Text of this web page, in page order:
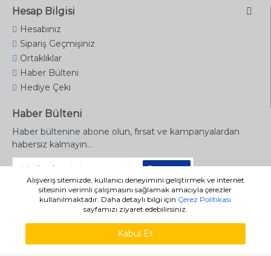
WHATSAPP SIPARIŞ
Hesap Bilgisi
Hesabınız
Sipariş Geçmişiniz
Ortaklıklar
Haber Bülteni
Hediye Çeki
Haber Bülteni
Haber bültenine abone olun, fırsat ve kampanyalardan
habersiz kalmayın...
Gönder
Alışveriş sitemizde, kullanıcı deneyimini geliştirmek ve internet
sitesinin verimli çalışmasını sağlamak amacıyla çerezler
kullanılmaktadır. Daha detaylı bilgi için Çerez Politikası
sayfamızı ziyaret edebilirsiniz.
Kabul Et